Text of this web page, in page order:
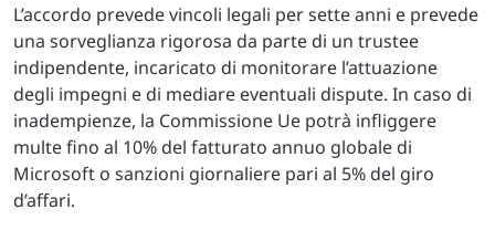
L’accordo prevede vincoli legali per sette anni e prevede
una sorveglianza rigorosa da parte di un trustee
indipendente, incaricato di monitorare l’attuazione
degli impegni e di mediare eventuali dispute. In caso di
inadempienze, la Commissione Ue potrà infliggere
multe fino al 10% del fatturato annuo globale di
Microsoft o sanzioni giornaliere pari al 5% del giro
d’affari.